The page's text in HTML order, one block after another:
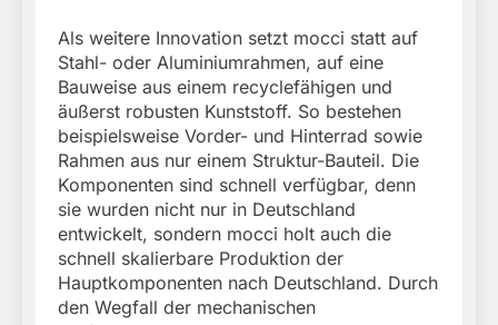
Als weitere Innovation setzt mocci statt auf
Stahl- oder Aluminiumrahmen, auf eine
Bauweise aus einem recyclefähigen und
äußerst robusten Kunststoff. So bestehen
beispielsweise Vorder- und Hinterrad sowie
Rahmen aus nur einem Struktur-Bauteil. Die
Komponenten sind schnell verfügbar, denn
sie wurden nicht nur in Deutschland
entwickelt, sondern mocci holt auch die
schnell skalierbare Produktion der
Hauptkomponenten nach Deutschland. Durch
den Wegfall der mechanischen